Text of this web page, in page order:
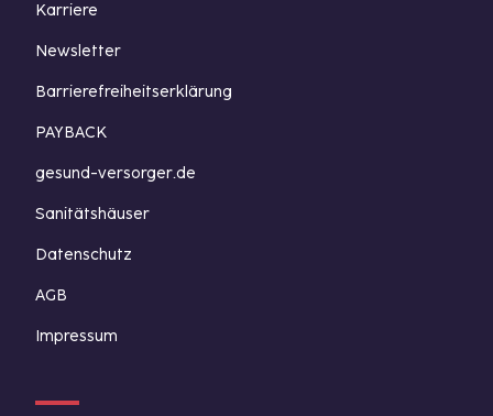
Karriere
Newsletter
Barrierefreiheitserklärung
PAYBACK
gesund-versorger.de
Sanitätshäuser
Datenschutz
AGB
Impressum